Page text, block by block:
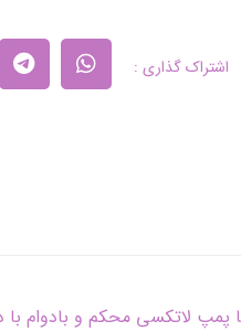
لاتکسی محکم و بادوام با